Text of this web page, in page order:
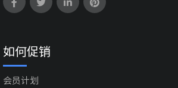
如何促销
会员计划